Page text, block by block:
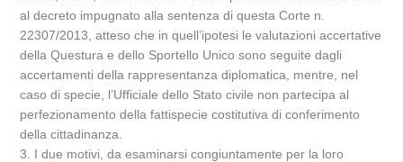
al decreto impugnato alla sentenza di questa Corte n.
22307/2013, atteso che in quell’ipotesi le valutazioni accertative
della Questura e dello Sportello Unico sono seguite dagli
accertamenti della rappresentanza diplomatica, mentre, nel
caso di specie, l’Ufficiale dello Stato civile non partecipa al
perfezionamento della fattispecie costitutiva di conferimento
della cittadinanza.
3. I due motivi, da esaminarsi congiuntamente per la loro